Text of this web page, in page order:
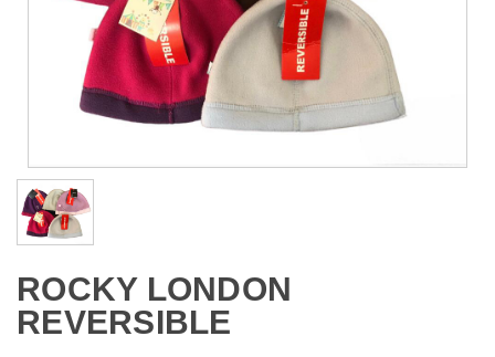
ROCKY LONDON
REVERSIBLE